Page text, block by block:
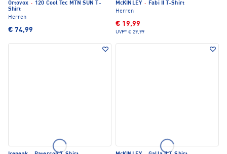
Ortovox · 120 Cool Tec MTN SUN T-
Shirt
Herren
€ 74,99
McKINLEY · Fabi II T-Shirt
Herren
€ 19,99
UVP* € 29,99